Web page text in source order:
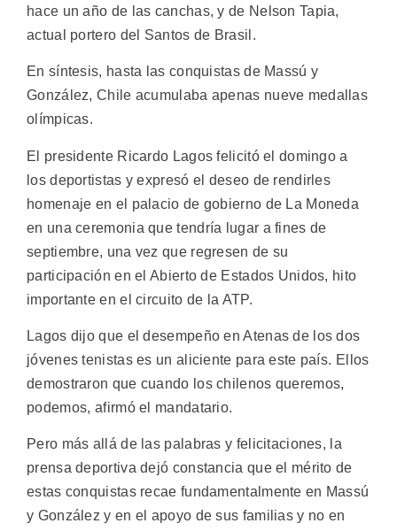
hace un año de las canchas, y de Nelson Tapia,
actual portero del Santos de Brasil.
En síntesis, hasta las conquistas de Massú y
González, Chile acumulaba apenas nueve medallas
olímpicas.
El presidente Ricardo Lagos felicitó el domingo a
los deportistas y expresó el deseo de rendirles
homenaje en el palacio de gobierno de La Moneda
en una ceremonia que tendría lugar a fines de
septiembre, una vez que regresen de su
participación en el Abierto de Estados Unidos, hito
importante en el circuito de la ATP.
Lagos dijo que el desempeño en Atenas de los dos
jóvenes tenistas es un aliciente para este país. Ellos
demostraron que cuando los chilenos queremos,
podemos, afirmó el mandatario.
Pero más allá de las palabras y felicitaciones, la
prensa deportiva dejó constancia que el mérito de
estas conquistas recae fundamentalmente en Massú
y González y en el apoyo de sus familias y no en